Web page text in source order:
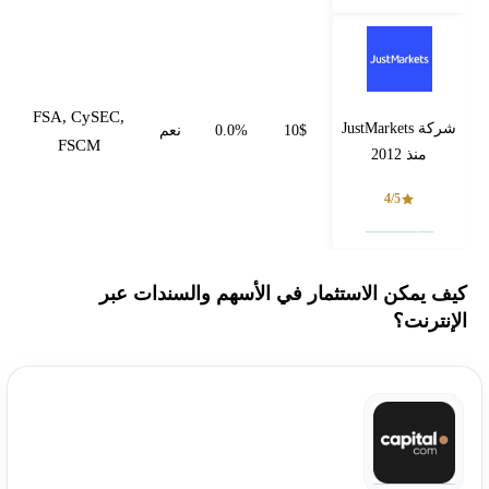
شركة JustMarkets
منذ 2012
4/5
10$
0.0% نعم
FSA, CySEC,
FSCM
كيف يمكن الاستثمار في الأسهم والسندات عبر
الإنترنت؟